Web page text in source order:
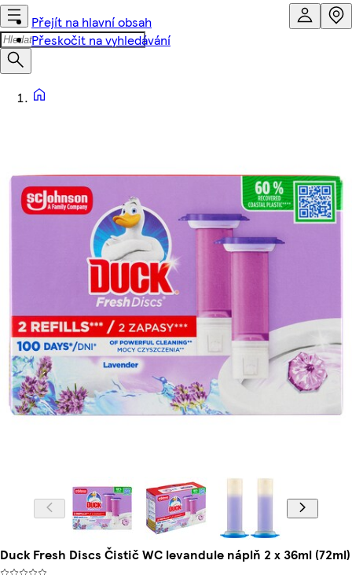
Přejít na hlavní obsah
Přeskočit na vyhledávání
Duck Fresh Discs Čistič WC levandule náplň 2 x 36ml (72ml)